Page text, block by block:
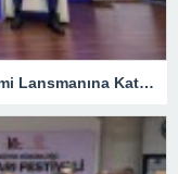
KLÜ Rektörü Rengin Ak, COP31 Akademi Lansmanına Katıldı